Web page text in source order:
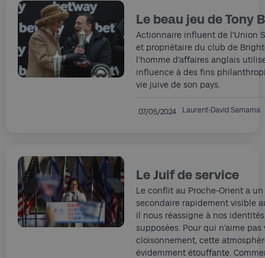
Le beau jeu de Tony
Actionnaire influent de l’Union
et propriétaire du club de
l’homme d’affaires anglais
influence à des fins
vie juive de son pays.
07/05/2024 Laurent-David Samama
Le Juif de service
Le conflit au Proche-Orient a
secondaire rapidement visible
il nous réassigne à nos
supposées. Pour qui n’aime pas
cloisonnement, cette
évidemment étouffante.